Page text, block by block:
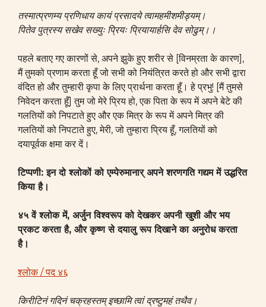
तस्मात्प्रणम्य प्रणिधाय कायं प्रसादये त्वामहमीशमीड्यम्।
पितेव पुत्रस्य सखेव सख्युः प्रियः प्रियायार्हसि देव सोढुम्।।
पहले बताए गए कारणों से, अपने झुके हुए शरीर से [विनम्रता के कारण],
मैं तुमको प्रणाम करता हूँ जो सभी को नियंत्रित करते हो और सभी द्वारा
वंदित हो और तुम्हारी कृपा के लिए प्रार्थना करता हूँ। हे प्रभु! [मैं तुमसे
निवेदन करता हूँ] तुम जो मेरे प्रिय हो, एक पिता के रूप में अपने बेटे की
गलतियों को निपटाते हुए और एक मित्र के रूप में अपने मित्र की
गलतियों को निपटाते हुए, मेरी, जो तुम्हारा प्रिय हूँ, गलतियों को
दयापूर्वक क्षमा कर दें।
टिप्पणी: इन दो श्लोकों को एम्पेरुमानार् अपने शरणगति गद्यम में उद्धरित
किया है।
४५ वें श्लोक में, अर्जुन विश्वरूप को देखकर अपनी खुशी और भय
प्रकट करता है, और कृष्ण से दयालु रूप दिखाने का अनुरोध करता
है।
श्लोक / पद ४६
किरीटिनं गदिनं चक्रहस्तम् इच्छामि त्वां द्रष्टुमहं तथैव।